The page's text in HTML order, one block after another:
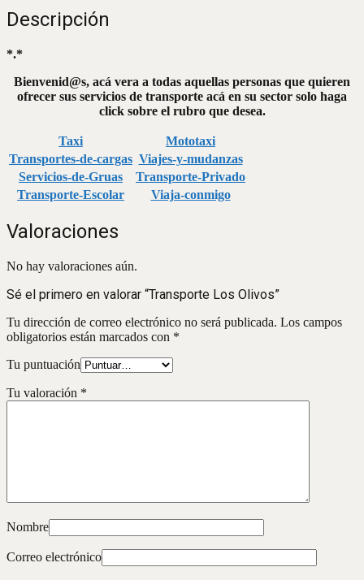
Descripción
*.*
Bienvenid@s, acá vera a todas aquellas personas que quieren
ofrecer sus servicios de transporte acá en su sector solo haga
click sobre el rubro que desea.
Taxi
Mototaxi
Transportes-de-cargas Viajes-y-mudanzas
Servicios-de-Gruas
Transporte-Privado
Transporte-Escolar
Viaja-conmigo
Valoraciones
No hay valoraciones aún.
Sé el primero en valorar “Transporte Los Olivos”
Tu dirección de correo electrónico no será publicada. Los campos
obligatorios están marcados con *
Tu puntuación
Tu valoración *
Nombre
Correo electrónico